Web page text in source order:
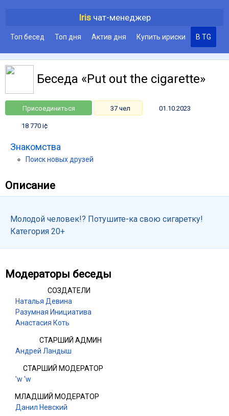
Irisчат-менеджер
Топ бесед Топ дня Актив дня Купить ириски В TG
Беседа «Put out the cigarette»
Присоединиться 37 чел 01.10.2023
18 770 i¢
Знакомства
Поиск новых друзей
Описание
Молодой человек!? Потушите-ка свою сигаретку!
Категория 20+
Модераторы беседы
СОЗДАТЕЛИ
Наталья Девина
Разумная Инициатива
Анастасия Коть
СТАРШИЙ АДМИН
Андрей Ландыш
СТАРШИЙ МОДЕРАТОР
'w 'w
МЛАДШИЙ МОДЕРАТОР
Данил Невский